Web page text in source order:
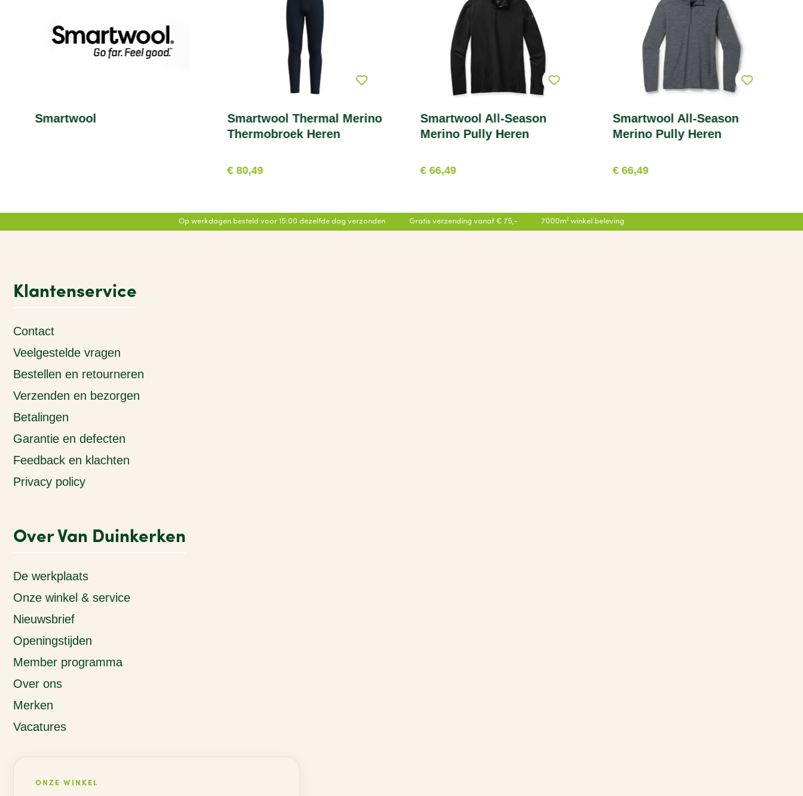
Smartwool
Smartwool Thermal Merino
Thermobroek Heren
€ 80,49
Smartwool All-Season
Merino Pully Heren
€ 66,49
Smartwool All-Season
Merino Pully Heren
€ 66,49
Op werkdagen besteld voor 15:00 dezelfde dag verzonden Gratis verzending vanaf € 75,- 7000m² winkel beleving
Klantenservice
Contact
Veelgestelde vragen
Bestellen en retourneren
Verzenden en bezorgen
Betalingen
Garantie en defecten
Feedback en klachten
Privacy policy
Over Van Duinkerken
De werkplaats
Onze winkel & service
Nieuwsbrief
Openingstijden
Member programma
Over ons
Merken
Vacatures
ONZE WINKEL